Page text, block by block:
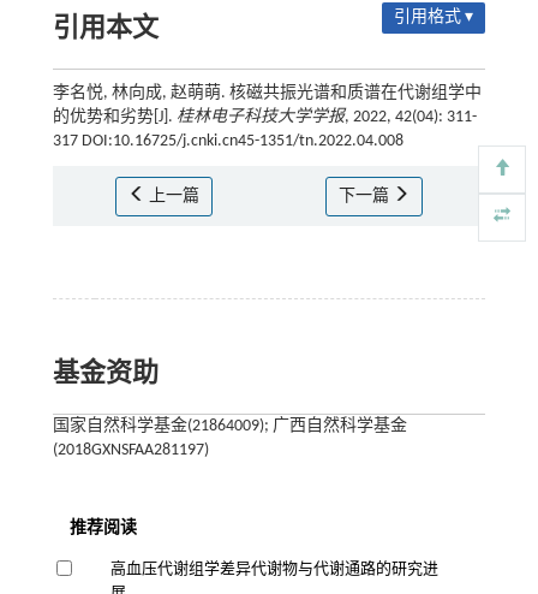
引用本文 引用格式 ▾
李名悦, 林向成, 赵萌萌. 核磁共振光谱和质谱在代谢组学中
的优势和劣势[J]. 桂林电子科技大学学报, 2022, 42(04): 311-
317 DOI:10.16725/j.cnki.cn45-1351/tn.2022.04.008
上一篇 下一篇
基金资助
国家自然科学基金(21864009); 广西自然科学基金
(2018GXNSFAA281197)